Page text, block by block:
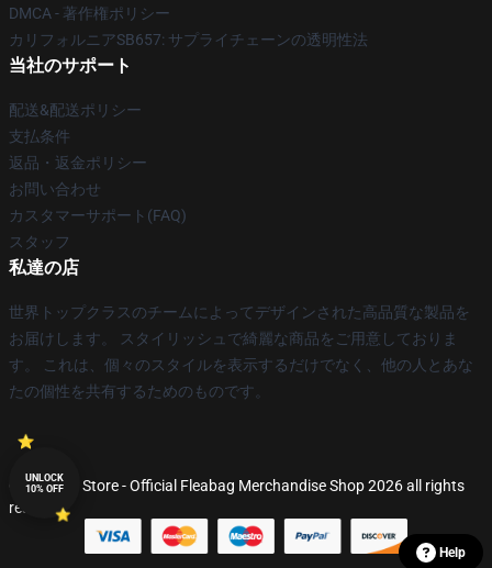
DMCA - 著作権ポリシー
カリフォルニアSB657: サプライチェーンの透明性法
当社のサポート
配送&配送ポリシー
支払条件
返品・返金ポリシー
お問い合わせ
カスタマーサポート(FAQ)
スタッフ
私達の店
世界トップクラスのチームによってデザインされた高品質な製品を
お届けします。 スタイリッシュで綺麗な商品をご用意しておりま
す。 これは、個々のスタイルを表示するだけでなく、他の人とあな
たの個性を共有するためのものです。
© Fleabag Store - Official Fleabag Merchandise Shop 2026 all rights
reserved
Help
UNLOCK
10% OFF